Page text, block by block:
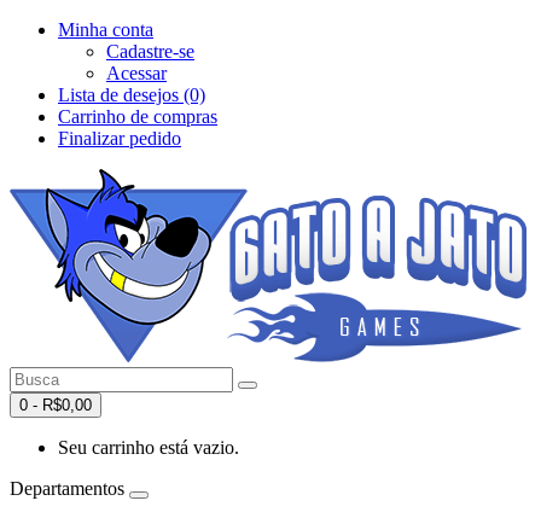
Minha conta
Cadastre-se
Acessar
Lista de desejos (0)
Carrinho de compras
Finalizar pedido
0 - R$0,00
Seu carrinho está vazio.
Departamentos